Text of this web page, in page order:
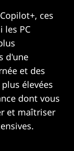
ces
les PC
d'une
et des
élevées
dont vous
et maîtriser